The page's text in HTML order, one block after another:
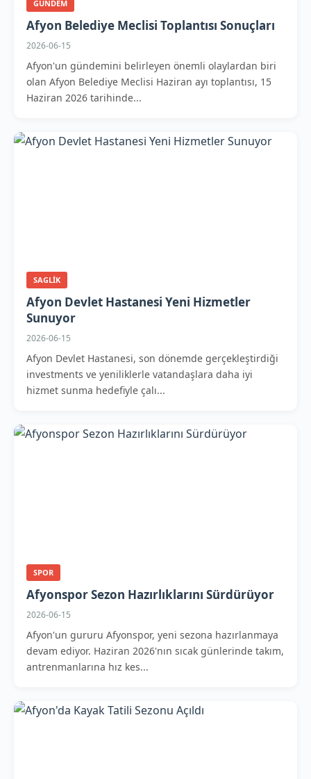
GUNDEM
Afyon Belediye Meclisi Toplantısı Sonuçları
2026-06-15
Afyon'un gündemini belirleyen önemli olaylardan biri
olan Afyon Belediye Meclisi Haziran ayı toplantısı, 15
Haziran 2026 tarihinde...
SAGLIK
Afyon Devlet Hastanesi Yeni Hizmetler
Sunuyor
2026-06-15
Afyon Devlet Hastanesi, son dönemde gerçekleştirdiği
investments ve yeniliklerle vatandaşlara daha iyi
hizmet sunma hedefiyle çalı...
SPOR
Afyonspor Sezon Hazırlıklarını Sürdürüyor
2026-06-15
Afyon'un gururu Afyonspor, yeni sezona hazırlanmaya
devam ediyor. Haziran 2026'nın sıcak günlerinde takım,
antrenmanlarına hız kes...